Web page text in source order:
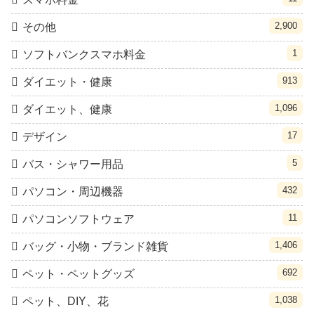
その他 2,900
ソフトバンクスマホ料金 1
ダイエット・健康 913
ダイエット、健康 1,096
デザイン 17
バス・シャワー用品 5
パソコン・周辺機器 432
パソコンソフトウェア 11
バッグ・小物・ブランド雑貨 1,406
ペット・ペットグッズ 692
ペット、DIY、花 1,038